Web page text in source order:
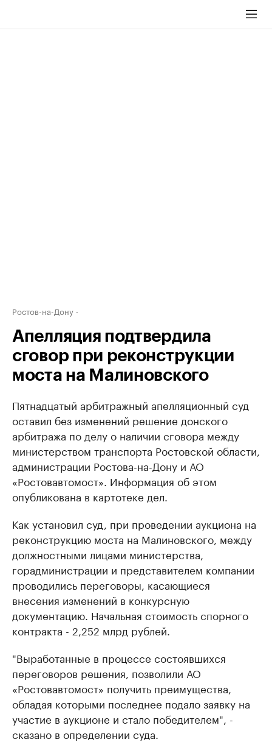
Ростов-на-Дону
Апелляция подтвердила
сговор при реконструкции
моста на Малиновского
Пятнадцатый арбитражный апелляционный суд
оставил без изменений решение донского
арбитража по делу о наличии сговора между
министерством транспорта Ростовской области,
администрации Ростова-на-Дону и АО
«Ростовавтомост». Информация об этом
опубликована в картотеке дел.
Как установил суд, при проведении аукциона на
реконструкцию моста на Малиновского, между
должностными лицами министерства,
горадминистрации и представителем компании
проводились переговоры, касающиеся
внесения изменений в конкурсную
документацию. Начальная стоимость спорного
контракта - 2,252 млрд рублей.
"Выработанные в процессе состоявшихся
переговоров решения, позволили АО
«Ростовавтомост» получить преимущества,
обладая которыми последнее подало заявку на
участие в аукционе и стало победителем", -
сказано в определении суда.